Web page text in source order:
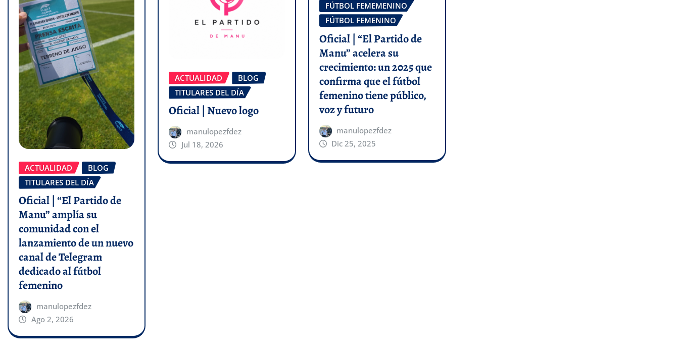
ACTUALIDAD
BLOG
TITULARES DEL DÍA
Oficial | “El Partido de
Manu” amplía su
comunidad con el
lanzamiento de un nuevo
canal de Telegram
dedicado al fútbol
femenino
manulopezfdez
Ago 2, 2026
ACTUALIDAD
BLOG
TITULARES DEL DÍA
Oficial | Nuevo logo
manulopezfdez
Jul 18, 2026
FÚTBOL FEMEMENINO
FÚTBOL FEMENINO
Oficial | “El Partido de
Manu” acelera su
crecimiento: un 2025 que
confirma que el fútbol
femenino tiene público,
voz y futuro
manulopezfdez
Dic 25, 2025